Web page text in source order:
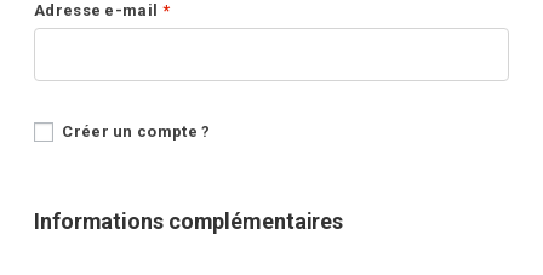
Adresse e-mail *
Créer un compte ?
Informations complémentaires